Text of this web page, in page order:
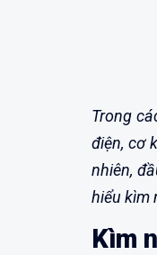
Trong
điện, cơ
nhiên,
hiểu kìm
Kìm